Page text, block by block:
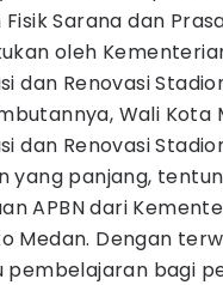
Sarana dan
oleh
dan Renovasi
Wali
dan Renovasi
yang panjang,
APBN dari
Medan. Dengan
pembelajaran bagi